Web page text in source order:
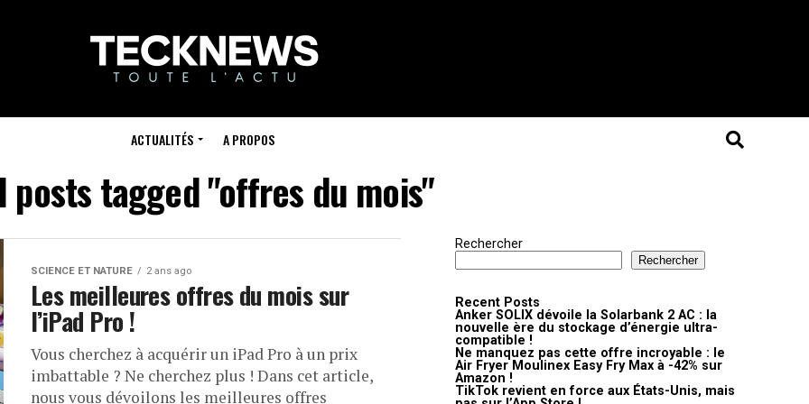
ACTUALITÉS A PROPOS
posts tagged "offres du mois"
SCIENCE ET NATURE 2 ans ago
Les meilleures offres du mois sur
l’iPad Pro !
Vous cherchez à acquérir un iPad Pro à un prix
imbattable ? Ne cherchez plus ! Dans cet article,
nous vous dévoilons les meilleures offres
Rechercher
Rechercher
Recent Posts
Anker SOLIX dévoile la Solarbank 2 AC : la
nouvelle ère du stockage d’énergie ultra-
compatible !
Ne manquez pas cette offre incroyable : le
Air Fryer Moulinex Easy Fry Max à -42% sur
Amazon !
TikTok revient en force aux États-Unis, mais